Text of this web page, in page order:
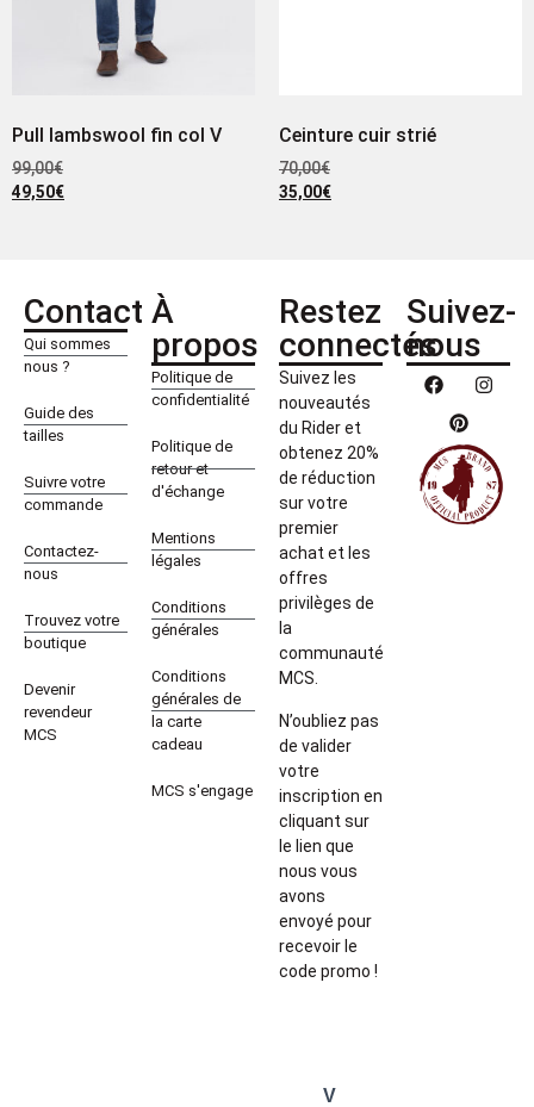
Pull lambswool fin col V
99,00€
49,50€
Ceinture cuir strié
70,00€
35,00€
Contact
Qui sommes
nous ?
Guide des
tailles
Suivre votre
commande
Contactez-
nous
Trouvez votre
boutique
Devenir
revendeur
MCS
À
propos
Politique de
confidentialité
Politique de
retour et
d'échange
Mentions
légales
Conditions
générales
Conditions
générales de
la carte
cadeau
MCS s'engage
Restez
connectés
Suivez les
nouveautés
du Rider et
obtenez 20%
de réduction
sur votre
premier
achat et les
offres
privilèges de
la
communauté
MCS.
N’oubliez pas
de valider
votre
inscription en
cliquant sur
le lien que
nous vous
avons
envoyé pour
recevoir le
code promo !
V
Suivez-
nous